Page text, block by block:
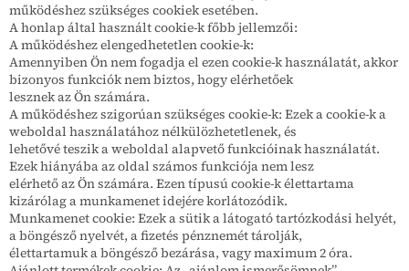
működéshez szükséges cookiek esetében.
A honlap által használt cookie-k főbb jellemzői:
A működéshez elengedhetetlen cookie-k:
Amennyiben Ön nem fogadja el ezen cookie-k használatát, akkor
bizonyos funkciók nem biztos, hogy elérhetőek
lesznek az Ön számára.
A működéshez szigorúan szükséges cookie-k: Ezek a cookie-k a
weboldal használatához nélkülözhetetlenek, és
lehetővé teszik a weboldal alapvető funkcióinak használatát.
Ezek hiányába az oldal számos funkciója nem lesz
elérhető az Ön számára. Ezen típusú cookie-k élettartama
kizárólag a munkamenet idejére korlátozódik.
Munkamenet cookie: Ezek a sütik a látogató tartózkodási helyét,
a böngésző nyelvét, a fizetés pénznemét tárolják,
élettartamuk a böngésző bezárása, vagy maximum 2 óra.